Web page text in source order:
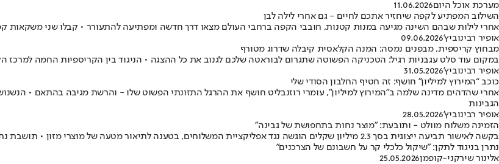
מערכת אוכל היום11.06.2026
השילוב המפתיע לקפה שיחזיר אתכם לחיים - גם אחרי לילה לבן
אחרי לילות שבהם השינה מגיעה במנות קטנות, חובבי הקפה ברחבי העולם מצאו דרך חדשה ומפתיעה להתעורר • קבלו שני משקאות
אופיר רבינוביץ'09.06.2026
מבחוץ קריספית, מבפנים נמסה: המנה הקלאסית קיבלה שדרוג מטורף
במקום עוד סלט עגבניות רגיל: הטכניקה הפשוטה שתגרום לבוראטה שלכם לגנוב את כל ההצגה • הניגוד בין הקריספיות החמה
אופיר רבינוביץ'31.05.2026
כוכב “המירוץ למיליון” חושף: זה חטיף החלבון הסודי שלי
אחרי שהדהים מדינה שלמה ב”המירוץ למיליון”, עומרי רוזנבליט חושף את ההרגל התזונתי הפשוט שלו - והרשת מגיבה בהתאם •
הגבינות
אופיר רבינוביץ'28.05.2026
הזמינה משלוח מוולט - ותובעת: "מוצר נחות בתחפושת של גבינה"
בקשה לאישור תביעה ייצוגית בסך 2.3 מיליון שקלים הוגשה נגד אפליקציית המשלוחים, בטענה לתיאור מטעה של
נתרן בניגוד לתקן: "שיקול כלכלי קר על חשבונם של הצרכנים"
אלינור שירקני-קופמן25.05.2026